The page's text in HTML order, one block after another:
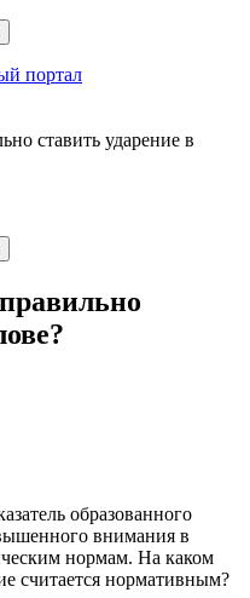
портал
ставить ударение в
образованного
внимания в
нормам. На каком
считается нормативным?